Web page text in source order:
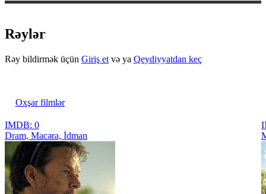
Rəylər
Rəy bildirmək üçün Giriş et və ya Qeydiyyatdan keç
Oxşar filmlər
IMDB: 0
Dram, Macəra, İdman